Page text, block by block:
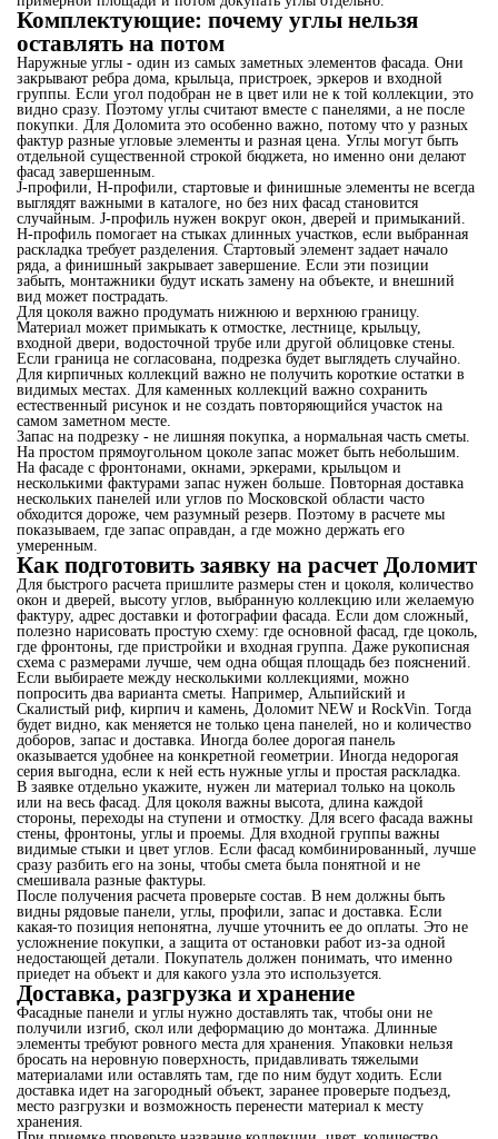
Комплектующие: почему углы нельзя
оставлять на потом
Наружные углы - один из самых заметных элементов фасада. Они
закрывают ребра дома, крыльца, пристроек, эркеров и входной
группы. Если угол подобран не в цвет или не к той коллекции, это
видно сразу. Поэтому углы считают вместе с панелями, а не после
покупки. Для Доломита это особенно важно, потому что у разных
фактур разные угловые элементы и разная цена. Углы могут быть
отдельной существенной строкой бюджета, но именно они делают
фасад завершенным.
J-профили, H-профили, стартовые и финишные элементы не всегда
выглядят важными в каталоге, но без них фасад становится
случайным. J-профиль нужен вокруг окон, дверей и примыканий.
H-профиль помогает на стыках длинных участков, если выбранная
раскладка требует разделения. Стартовый элемент задает начало
ряда, а финишный закрывает завершение. Если эти позиции
забыть, монтажники будут искать замену на объекте, и внешний
вид может пострадать.
Для цоколя важно продумать нижнюю и верхнюю границу.
Материал может примыкать к отмостке, лестнице, крыльцу,
входной двери, водосточной трубе или другой облицовке стены.
Если граница не согласована, подрезка будет выглядеть случайно.
Для кирпичных коллекций важно не получить короткие остатки в
видимых местах. Для каменных коллекций важно сохранить
естественный рисунок и не создать повторяющийся участок на
самом заметном месте.
Запас на подрезку - не лишняя покупка, а нормальная часть сметы.
На простом прямоугольном цоколе запас может быть небольшим.
На фасаде с фронтонами, окнами, эркерами, крыльцом и
несколькими фактурами запас нужен больше. Повторная доставка
нескольких панелей или углов по Московской области часто
обходится дороже, чем разумный резерв. Поэтому в расчете мы
показываем, где запас оправдан, а где можно держать его
умеренным.
Как подготовить заявку на расчет Доломит
Для быстрого расчета пришлите размеры стен и цоколя, количество
окон и дверей, высоту углов, выбранную коллекцию или желаемую
фактуру, адрес доставки и фотографии фасада. Если дом сложный,
полезно нарисовать простую схему: где основной фасад, где цоколь,
где фронтоны, где пристройки и входная группа. Даже рукописная
схема с размерами лучше, чем одна общая площадь без пояснений.
Если выбираете между несколькими коллекциями, можно
попросить два варианта сметы. Например, Альпийский и
Скалистый риф, кирпич и камень, Доломит NEW и RockVin. Тогда
будет видно, как меняется не только цена панелей, но и количество
доборов, запас и доставка. Иногда более дорогая панель
оказывается удобнее на конкретной геометрии. Иногда недорогая
серия выгодна, если к ней есть нужные углы и простая раскладка.
В заявке отдельно укажите, нужен ли материал только на цоколь
или на весь фасад. Для цоколя важны высота, длина каждой
стороны, переходы на ступени и отмостку. Для всего фасада важны
стены, фронтоны, углы и проемы. Для входной группы важны
видимые стыки и цвет углов. Если фасад комбинированный, лучше
сразу разбить его на зоны, чтобы смета была понятной и не
смешивала разные фактуры.
После получения расчета проверьте состав. В нем должны быть
видны рядовые панели, углы, профили, запас и доставка. Если
какая-то позиция непонятна, лучше уточнить ее до оплаты. Это не
усложнение покупки, а защита от остановки работ из-за одной
недостающей детали. Покупатель должен понимать, что именно
приедет на объект и для какого узла это используется.
Доставка, разгрузка и хранение
Фасадные панели и углы нужно доставлять так, чтобы они не
получили изгиб, скол или деформацию до монтажа. Длинные
элементы требуют ровного места для хранения. Упаковки нельзя
бросать на неровную поверхность, придавливать тяжелыми
материалами или оставлять там, где по ним будут ходить. Если
доставка идет на загородный объект, заранее проверьте подъезд,
место разгрузки и возможность перенести материал к месту
хранения.